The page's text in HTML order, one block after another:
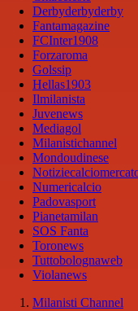
Derbyderbyderby
Fantamagazine
FCInter1908
Forzaroma
Golssip
Hellas1903
Ilmilanista
Juvenews
Mediagol
Milanistichannel
Mondoudinese
Numericalcio
Padovasport
Pianetamilan
SOS Fanta
Toronews
Tuttobolognaweb
Violanews
Milanisti Channel